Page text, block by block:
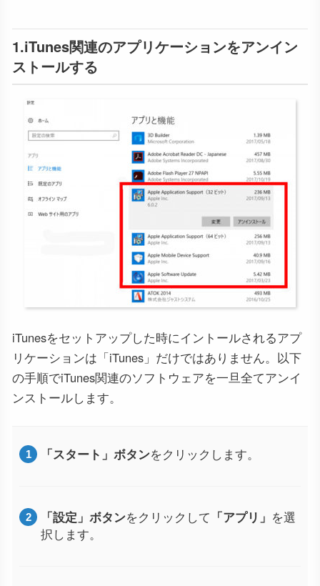
1.iTunes関連のアプリケーションをアンイン
ストールする
iTunesをセットアップした時にイントールされるアプ
リケーションは「iTunes」だけではありません。以下
の手順でiTunes関連のソフトウェアを一旦全てアンイ
ンストールします。
「スタート」ボタンをクリックします。
「設定」ボタンをクリックして 「アプリ」 を選
択します。